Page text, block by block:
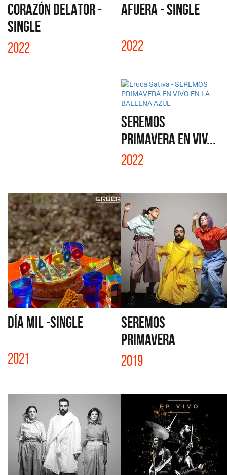
CORAZÓN DELATOR -
SINGLE
2022
AFUERA - SINGLE
2022
SEREMOS
PRIMAVERA EN VIV...
2022
DÍA MIL -SINGLE
2021
SEREMOS
PRIMAVERA
2019